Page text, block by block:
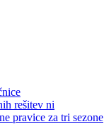
rešitev ni
pravice za tri sezone